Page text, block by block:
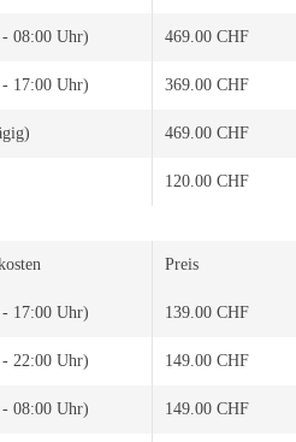
08:00 Uhr) 469.00 CHF
17:00 Uhr) 369.00 CHF
469.00 CHF
120.00 CHF
Preis
17:00 Uhr) 139.00 CHF
22:00 Uhr) 149.00 CHF
08:00 Uhr) 149.00 CHF